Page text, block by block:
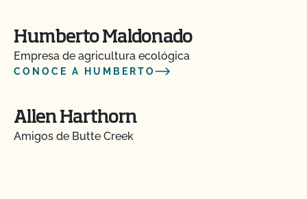
Humberto Maldonado
Empresa de agricultura ecológica
CONOCE A HUMBERTO
Allen Harthorn
Amigos de Butte Creek